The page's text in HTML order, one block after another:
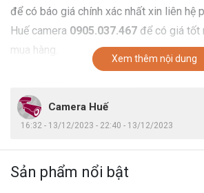
để có báo giá chính xác nhất xin liên hệ
Huế camera 0905.037.467 để có giá tốt
mua hàng.
Xem thêm nội dung
Camera Huế
16:32 - 13/12/2023 - 22:40 - 13/12/2023
Sản phẩm nổi bật